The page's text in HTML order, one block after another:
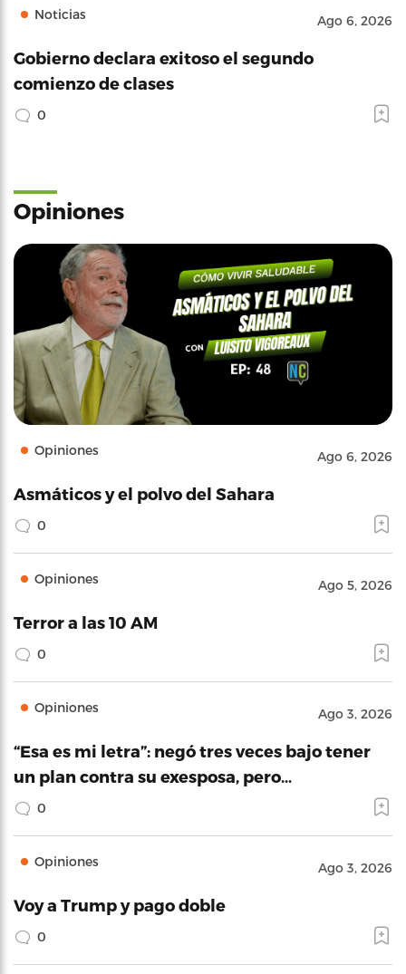
Noticias Ago 6, 2026
Gobierno declara exitoso el segundo
comienzo de clases
0
Opiniones
Opiniones Ago 6, 2026
Asmáticos y el polvo del Sahara
0
Opiniones Ago 5, 2026
Terror a las 10 AM
0
Opiniones Ago 3, 2026
“Esa es mi letra”: negó tres veces bajo tener
un plan contra su exesposa, pero…
0
Opiniones Ago 3, 2026
Voy a Trump y pago doble
0